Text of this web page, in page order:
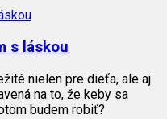
s láskou
nielen pre dieťa, ale aj
na to, že keby sa
budem robiť?